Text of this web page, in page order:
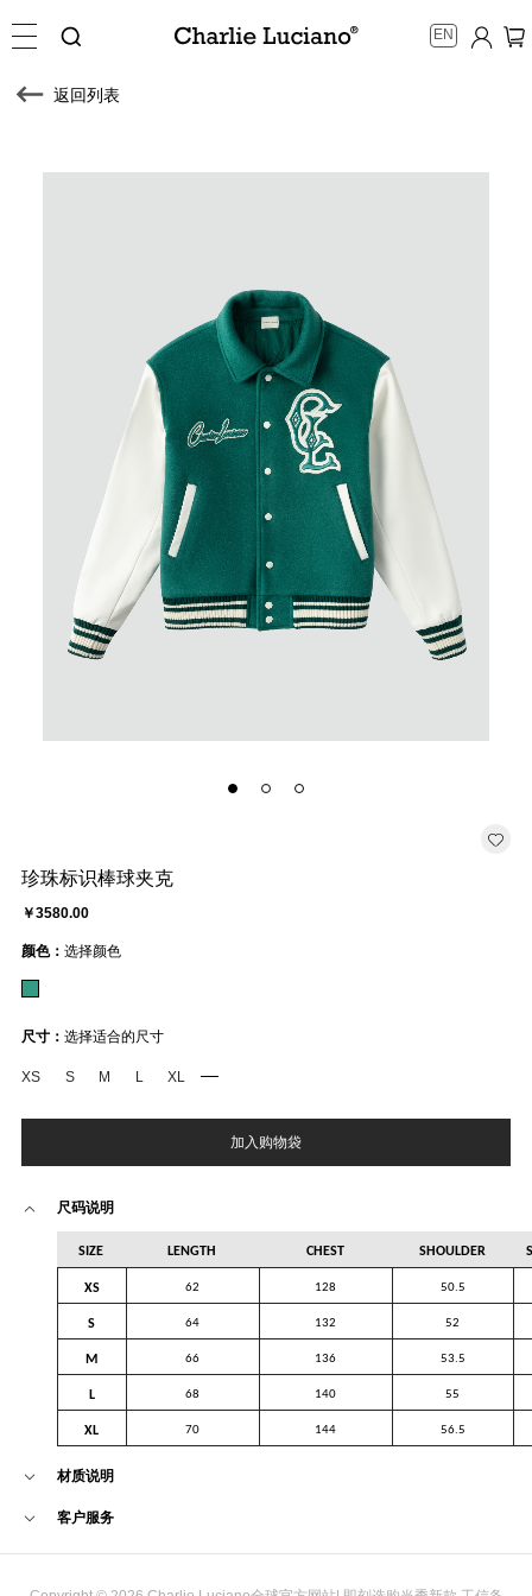
EN
返回列表
珍珠标识棒球夹克
￥3580.00
颜色： 选择颜色
尺寸： 选择适合的尺寸
XS S M L XL
加入购物袋
尺码说明
SIZE LENGTH CHEST SHOULDER
XS 62 128 50.5
S 64 132 52
M 66 136 53.5
L 68 140 55
XL 70 144 56.5
材质说明
客户服务